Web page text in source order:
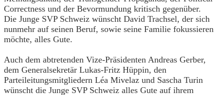
Correctness und der Bevormundung kritisch gegenüber.
Die Junge SVP Schweiz wünscht David Trachsel, der sich
nunmehr auf seinen Beruf, sowie seine Familie fokussieren
möchte, alles Gute.
Auch dem abtretenden Vize-Präsidenten Andreas Gerber,
dem Generalsekretär Lukas-Fritz Hüppin, den
Parteileitungsmitgliedern Léa Mivelaz und Sascha Turin
wünscht die Junge SVP Schweiz alles Gute auf ihrem